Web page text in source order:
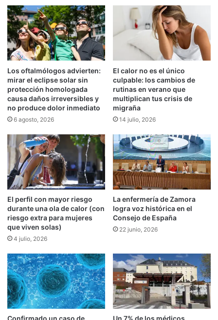
Los oftalmólogos advierten:
mirar el eclipse solar sin
protección homologada
causa daños irreversibles y
no produce dolor inmediato
6 agosto, 2026
El calor no es el único
culpable: los cambios de
rutinas en verano que
multiplican tus crisis de
migraña
14 julio, 2026
El perfil con mayor riesgo
durante una ola de calor (con
riesgo extra para mujeres
que viven solas)
4 julio, 2026
La enfermería de Zamora
logra voz histórica en el
Consejo de España
22 junio, 2026